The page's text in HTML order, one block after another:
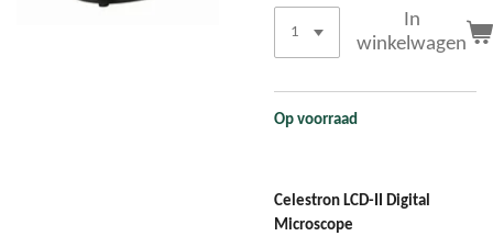
In
winkelwagen
Op voorraad
Celestron LCD-II Digital
Microscope